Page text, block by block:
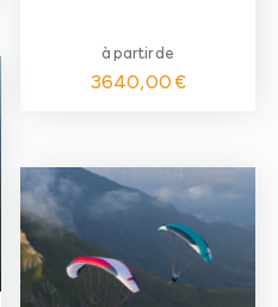
à partir de
3640,00€